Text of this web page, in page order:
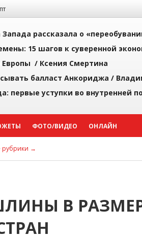
рассказала о
15 шагов к суверенной
Европы / Ксения Смертина
балласт Анкориджа /
первые уступки во внутренней
ФОТО/ВИДЕО ОНЛАЙН
рубрики →
В